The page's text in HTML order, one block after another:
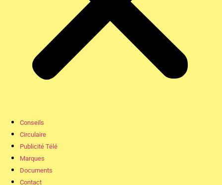
Conseils
Circulaire
Publicité Télé
Marques
Documents
Contact